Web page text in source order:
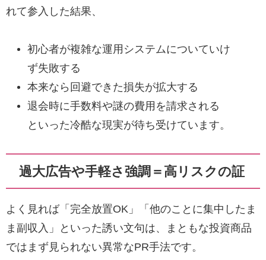
れて参入した結果、
初心者が複雑な運用システムについていけ
ず失敗する
本来なら回避できた損失が拡大する
退会時に手数料や謎の費用を請求される
といった冷酷な現実が待ち受けています。
過大広告や手軽さ強調＝高リスクの証
よく見れば「完全放置OK」「他のことに集中したま
ま副収入」といった誘い文句は、まともな投資商品
ではまず見られない異常なPR手法です。